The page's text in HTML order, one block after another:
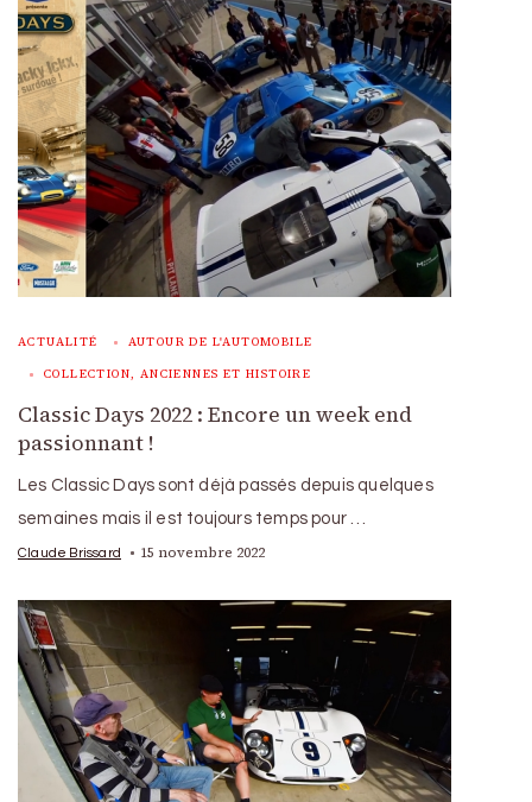
ACTUALITÉ AUTOUR DE L'AUTOMOBILE
COLLECTION, ANCIENNES ET HISTOIRE
Classic Days 2022 : Encore un week end
passionnant !
Les Classic Days sont déjà passés depuis quelques
semaines mais il est toujours temps pour …
Claude Brissard 15 novembre 2022